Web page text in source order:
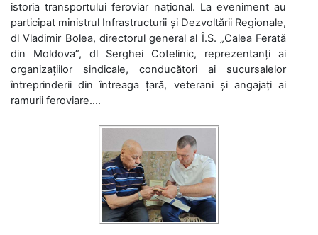
istoria transportului feroviar național. La eveniment au
participat ministrul Infrastructurii și Dezvoltării Regionale,
dl Vladimir Bolea, directorul general al Î.S. „Calea Ferată
din Moldova”, dl Serghei Cotelinic, reprezentanți ai
organizațiilor sindicale, conducători ai sucursalelor
întreprinderii din întreaga țară, veterani și angajați ai
ramurii feroviare....